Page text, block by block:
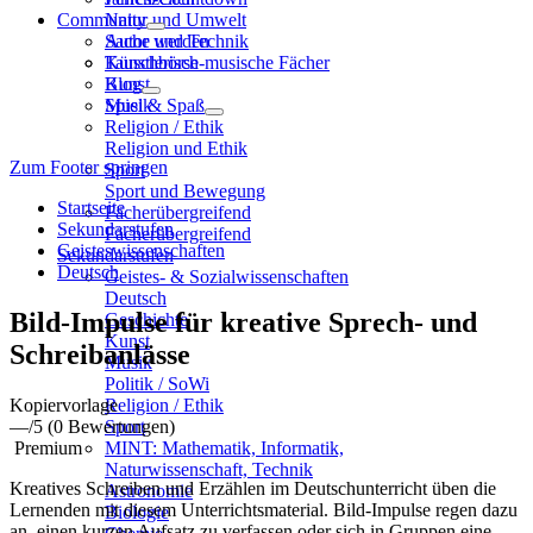
Natur und Umwelt
Sache und Technik
Künstlerisch-musische Fächer
Kunst
Musik
Religion / Ethik
Religion und Ethik
Sport
Sport und Bewegung
Fächerübergreifend
Fächerübergreifend
Sekundarstufen
Geistes- & Sozialwissenschaften
Deutsch
Geschichte
Kunst
Musik
Politik / SoWi
Religion / Ethik
Sport
MINT: Mathematik, Informatik,
Naturwissenschaft, Technik
Astronomie
Biologie
Community
Autor werden
Tauschbörse
Blog
Spiel & Spaß
Zum Footer springen
Startseite
Sekundarstufen
Geisteswissenschaften
Deutsch
Bild-Impulse für kreative Sprech- und
Schreibanlässe
Kopiervorlage
—/5 (0 Bewertungen)
Premium
Kreatives Schreiben und Erzählen im Deutschunterricht üben die
Lernenden mit diesem Unterrichtsmaterial. Bild-Impulse regen dazu